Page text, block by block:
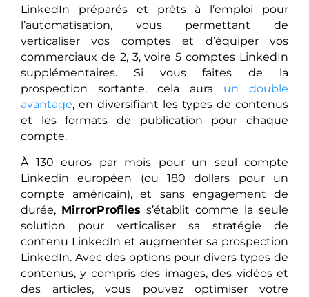
LinkedIn préparés et prêts à l’emploi pour
l’automatisation, vous permettant de
verticaliser vos comptes et d’équiper vos
commerciaux de 2, 3, voire 5 comptes LinkedIn
supplémentaires. Si vous faites de la
prospection sortante, cela aura un double
avantage, en diversifiant les types de contenus
et les formats de publication pour chaque
compte.
À 130 euros par mois pour un seul compte
Linkedin européen (ou 180 dollars pour un
compte américain), et sans engagement de
durée, MirrorProfiles s’établit comme la seule
solution pour verticaliser sa stratégie de
contenu LinkedIn et augmenter sa prospection
LinkedIn. Avec des options pour divers types de
contenus, y compris des images, des vidéos et
des articles, vous pouvez optimiser votre